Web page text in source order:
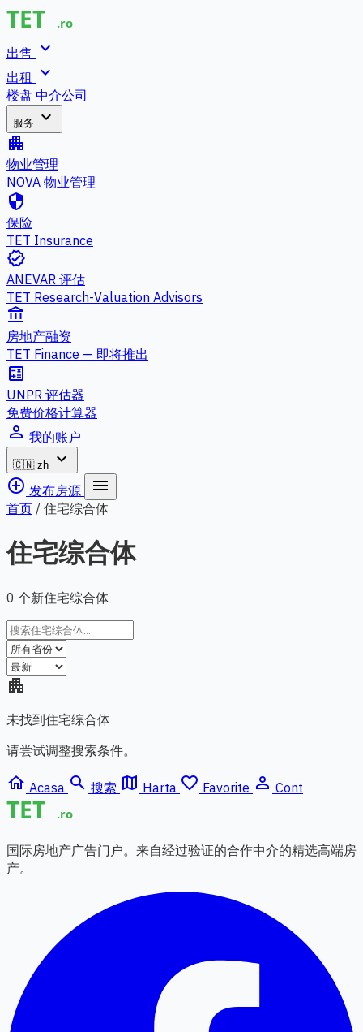
出售 expand_more
出租 expand_more
楼盘 中介公司
服务 expand_more
apartment
物业管理
NOVA 物业管理
security
保险
TET Insurance
verified
ANEVAR 评估
TET Research-Valuation Advisors
account_balance
房地产融资
TET Finance — 即将推出
calculate
UNPR 评估器
免费价格计算器
person_outline 我的账户
🇨🇳 zh
expand_more
add_circle_outline 发布房源 menu
首页 / 住宅综合体
住宅综合体
0 个新住宅综合体
apartment
未找到住宅综合体
请尝试调整搜索条件。
home Acasa search 搜索 map Harta favorite_border Favorite person_outline Cont
国际房地产广告门户。来自经过验证的合作中介的精选高端房
产。